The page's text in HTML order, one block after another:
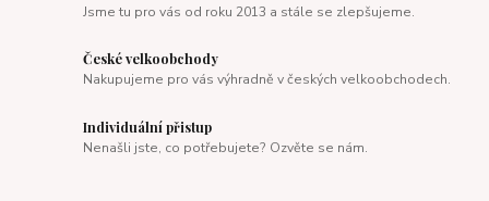
Jsme tu pro vás od roku 2013 a stále se zlepšujeme.
České velkoobchody
Nakupujeme pro vás výhradně v českých velkoobchodech.
Individuální přistup
Nenašli jste, co potřebujete? Ozvěte se nám.